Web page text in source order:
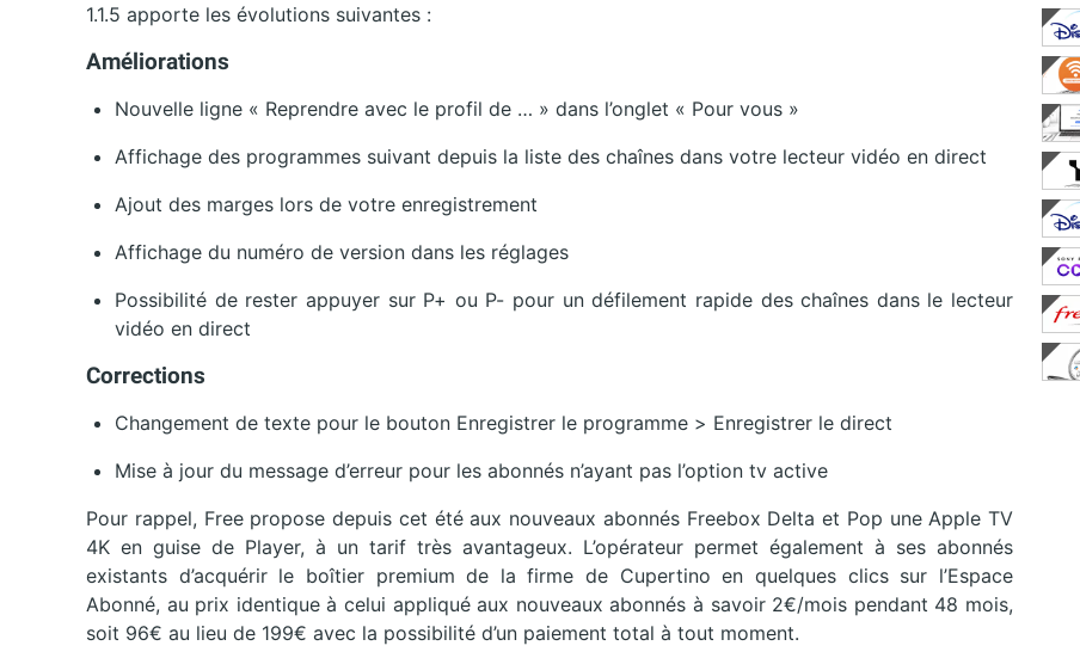
1.1.5 apporte les évolutions suivantes :
Améliorations
Nouvelle ligne « Reprendre avec le profil de … » dans l’onglet « Pour vous »
Affichage des programmes suivant depuis la liste des chaînes dans votre lecteur vidéo en direct
Ajout des marges lors de votre enregistrement
Affichage du numéro de version dans les réglages
Possibilité de rester appuyer sur P+ ou P- pour un défilement rapide des chaînes dans le lecteur
vidéo en direct
Corrections
Changement de texte pour le bouton Enregistrer le programme > Enregistrer le direct
Mise à jour du message d’erreur pour les abonnés n’ayant pas l’option tv active
Pour rappel, Free propose depuis cet été aux nouveaux abonnés Freebox Delta et Pop une Apple TV
4K en guise de Player, à un tarif très avantageux. L’opérateur permet également à ses abonnés
existants d’acquérir le boîtier premium de la firme de Cupertino en quelques clics sur l’Espace
Abonné, au prix identique à celui appliqué aux nouveaux abonnés à savoir 2€/mois pendant 48 mois,
soit 96€ au lieu de 199€ avec la possibilité d’un paiement total à tout moment.